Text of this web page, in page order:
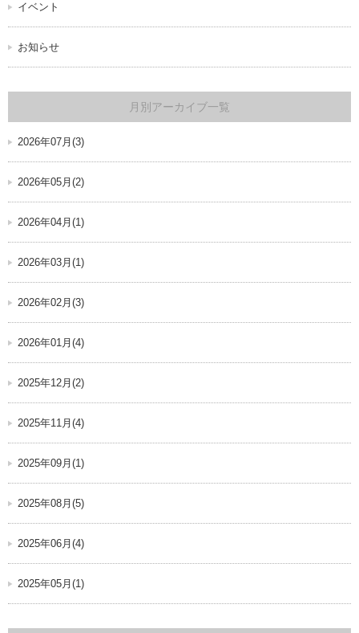
イベント
お知らせ
月別アーカイブ一覧
2026年07月(3)
2026年05月(2)
2026年04月(1)
2026年03月(1)
2026年02月(3)
2026年01月(4)
2025年12月(2)
2025年11月(4)
2025年09月(1)
2025年08月(5)
2025年06月(4)
2025年05月(1)